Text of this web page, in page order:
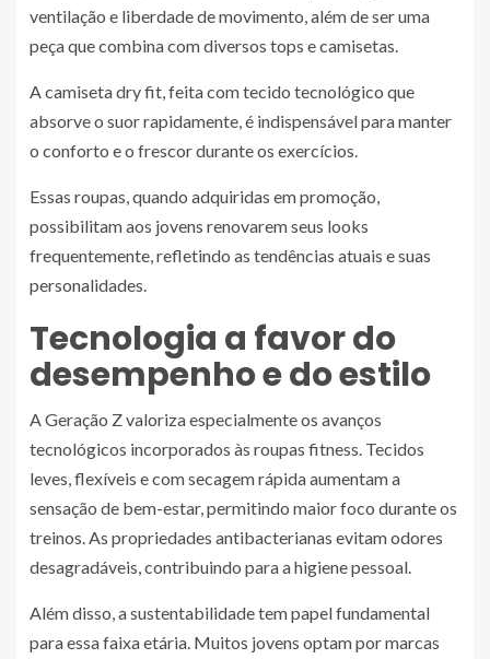
ventilação e liberdade de movimento, além de ser uma
peça que combina com diversos tops e camisetas.
A camiseta dry fit, feita com tecido tecnológico que
absorve o suor rapidamente, é indispensável para manter
o conforto e o frescor durante os exercícios.
Essas roupas, quando adquiridas em promoção,
possibilitam aos jovens renovarem seus looks
frequentemente, refletindo as tendências atuais e suas
personalidades.
Tecnologia a favor do
desempenho e do estilo
A Geração Z valoriza especialmente os avanços
tecnológicos incorporados às roupas fitness. Tecidos
leves, flexíveis e com secagem rápida aumentam a
sensação de bem-estar, permitindo maior foco durante os
treinos. As propriedades antibacterianas evitam odores
desagradáveis, contribuindo para a higiene pessoal.
Além disso, a sustentabilidade tem papel fundamental
para essa faixa etária. Muitos jovens optam por marcas